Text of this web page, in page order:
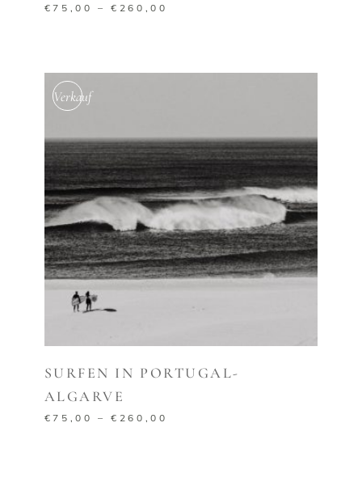
€75,00 –€ 260,00
Verkauf
SURFEN IN PORTUGAL-
ALGARVE
€75,00 –€ 260,00